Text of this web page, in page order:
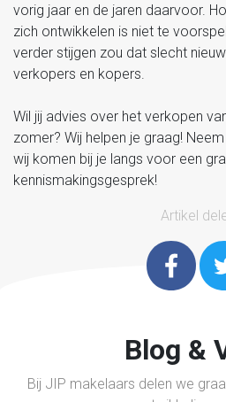
vorig jaar en de jaren daarvoor.
zich ontwikkelen is niet te
verder stijgen zou dat slecht
verkopers en kopers.
Wil jij advies over het verkopen
zomer? Wij helpen je graag!
wij komen bij je langs voor een
kennismakingsgesprek!
Artikel
Blog &
Bij JIP makelaars delen we